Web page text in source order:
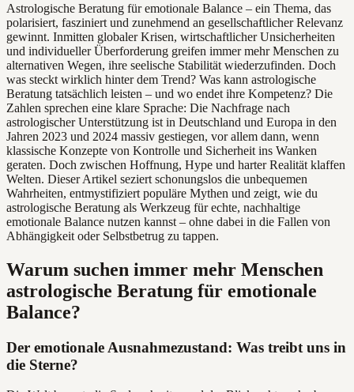
Astrologische Beratung für emotionale Balance – ein Thema, das
polarisiert, fasziniert und zunehmend an gesellschaftlicher Relevanz
gewinnt. Inmitten globaler Krisen, wirtschaftlicher Unsicherheiten
und individueller Überforderung greifen immer mehr Menschen zu
alternativen Wegen, ihre seelische Stabilität wiederzufinden. Doch
was steckt wirklich hinter dem Trend? Was kann astrologische
Beratung tatsächlich leisten – und wo endet ihre Kompetenz? Die
Zahlen sprechen eine klare Sprache: Die Nachfrage nach
astrologischer Unterstützung ist in Deutschland und Europa in den
Jahren 2023 und 2024 massiv gestiegen, vor allem dann, wenn
klassische Konzepte von Kontrolle und Sicherheit ins Wanken
geraten. Doch zwischen Hoffnung, Hype und harter Realität klaffen
Welten. Dieser Artikel seziert schonungslos die unbequemen
Wahrheiten, entmystifiziert populäre Mythen und zeigt, wie du
astrologische Beratung als Werkzeug für echte, nachhaltige
emotionale Balance nutzen kannst – ohne dabei in die Fallen von
Abhängigkeit oder Selbstbetrug zu tappen.
Warum suchen immer mehr Menschen
astrologische Beratung für emotionale
Balance?
Der emotionale Ausnahmezustand: Was treibt uns in
die Sterne?